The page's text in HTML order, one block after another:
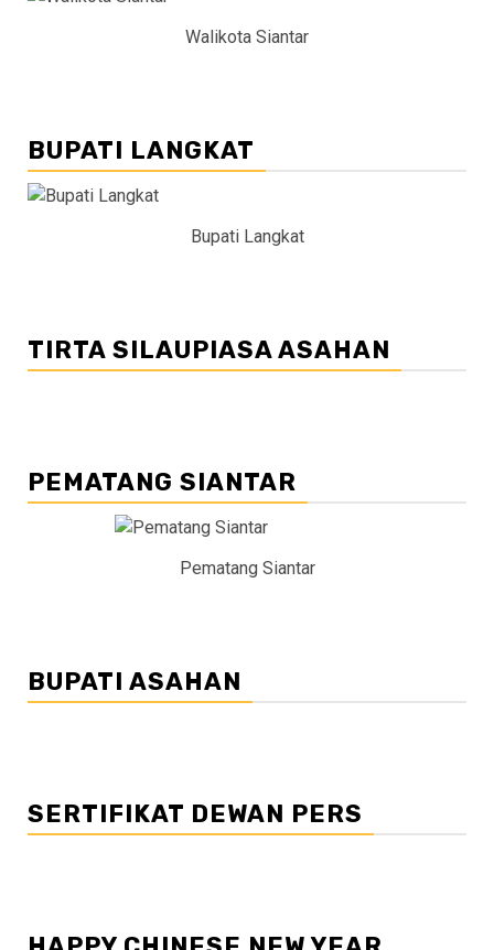
Walikota Siantar
BUPATI LANGKAT
Bupati Langkat
TIRTA SILAUPIASA ASAHAN
PEMATANG SIANTAR
Pematang Siantar
BUPATI ASAHAN
SERTIFIKAT DEWAN PERS